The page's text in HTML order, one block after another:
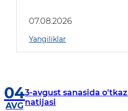
07.08.2026
Yangiliklar
04
AVG
3-avgust sanasida
natijasi